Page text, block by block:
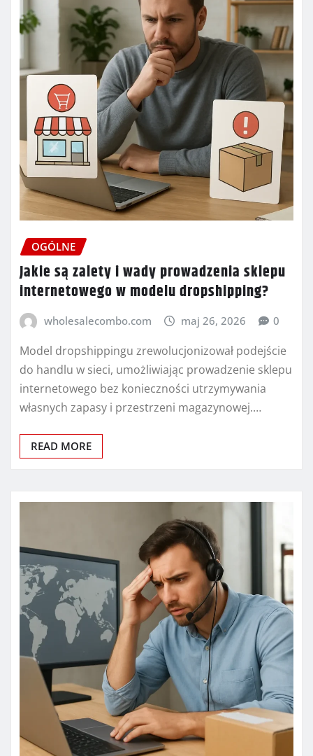
OGÓLNE
Jakie są zalety i wady prowadzenia sklepu
internetowego w modelu dropshipping?
wholesalecombo.com maj 26, 2026 0
Model dropshippingu zrewolucjonizował podejście
do handlu w sieci, umożliwiając prowadzenie sklepu
internetowego bez konieczności utrzymywania
własnych zapasy i przestrzeni magazynowej.…
READ MORE